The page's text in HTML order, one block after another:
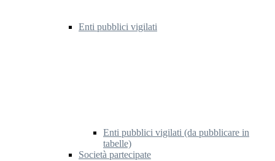
Enti pubblici vigilati
Enti pubblici vigilati (da pubblicare in
tabelle)
Società partecipate